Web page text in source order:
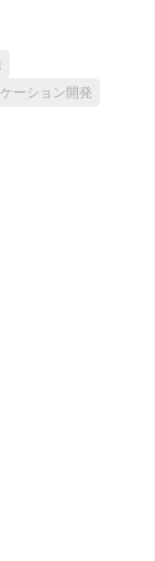
ーション開発